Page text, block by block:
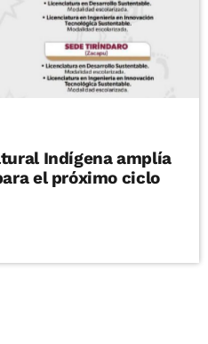
Indígena amplía
el próximo ciclo